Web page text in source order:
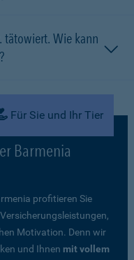
tätowiert. Wie kann
Für Sie und Ihr Tier
Barmenia
profitieren Sie
Motivation. Denn wir
und Ihnen mit vollem